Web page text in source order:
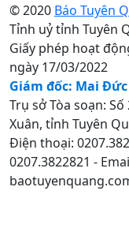
© 2020 Báo Tuyên
Tỉnh uỷ tỉnh Tuyên
Giấy phép hoạt
ngày 17/03/2022
Giám đốc: Mai
Trụ sở Tòa soạn:
Xuân, tỉnh Tuyên
Điện thoại:
0207.3822821 -